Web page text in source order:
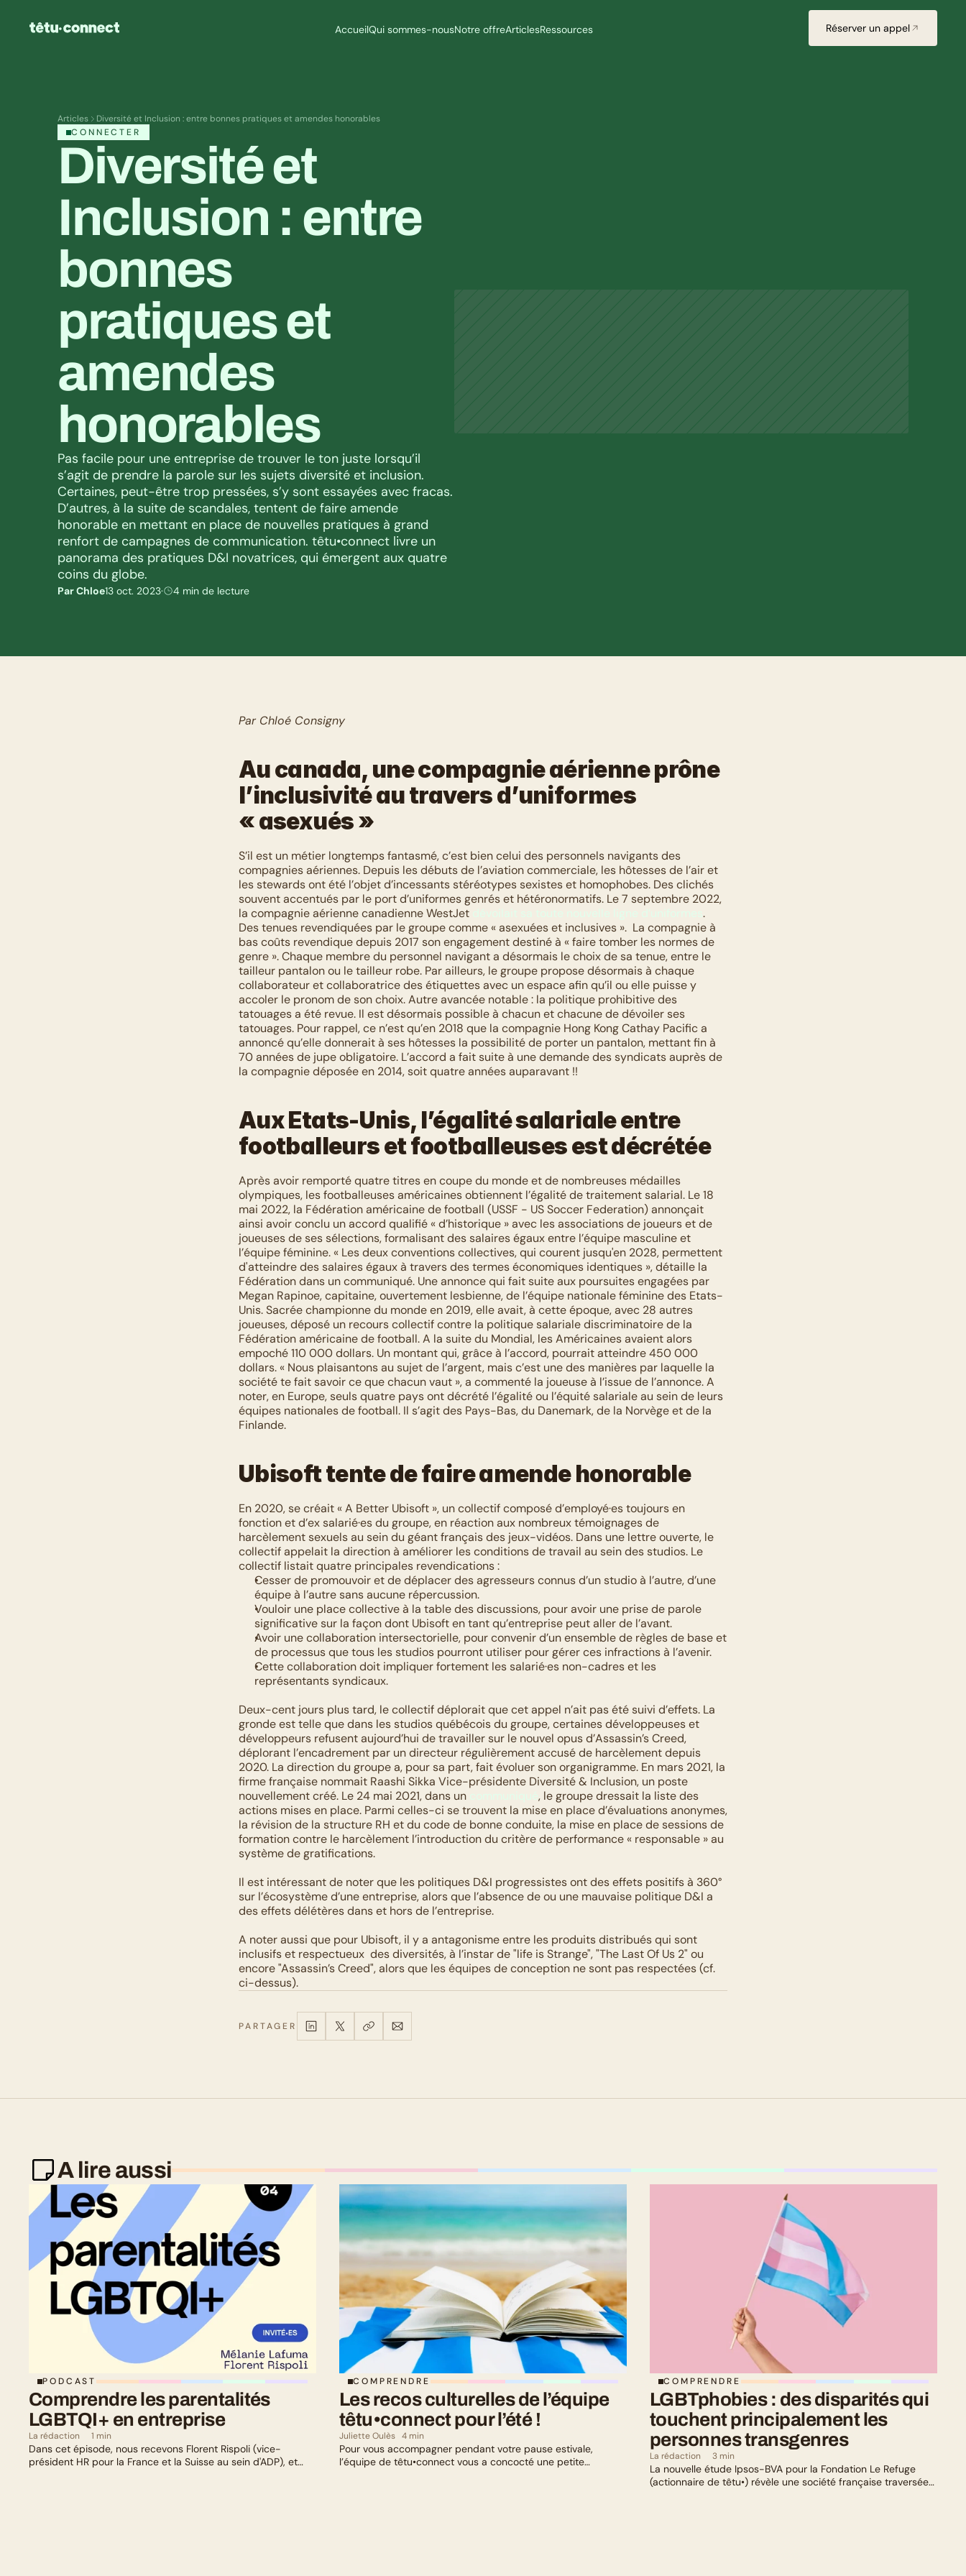
AccueilQui sommes-nousNotre offreArticlesRessources Réserver un appel
Articles
Diversité et Inclusion : entre bonnes pratiques et amendes honorables
CONNECTER
Diversité et
Inclusion : entre
bonnes
pratiques et
amendes
honorables
Pas facile pour une entreprise de trouver le ton juste lorsqu’il
s’agit de prendre la parole sur les sujets diversité et inclusion.
Certaines, peut-être trop pressées, s’y sont essayées avec fracas.
D’autres, à la suite de scandales, tentent de faire amende
honorable en mettant en place de nouvelles pratiques à grand
renfort de campagnes de communication. têtu•connect livre un
panorama des pratiques D&I novatrices, qui émergent aux quatre
coins du globe.
Par Chloe13 oct. 2023· 4 min de lecture
Par Chloé Consigny
Au canada, une compagnie aérienne prône
l’inclusivité au travers d’uniformes
« asexués »
S’il est un métier longtemps fantasmé, c’est bien celui des personnels navigants des
compagnies aériennes. Depuis les débuts de l’aviation commerciale, les hôtesses de l’air et
les stewards ont été l’objet d’incessants stéréotypes sexistes et homophobes. Des clichés
souvent accentués par le port d’uniformes genrés et hétéronormatifs. Le 7 septembre 2022,
la compagnie aérienne canadienne WestJet
.
Des tenues revendiquées par le groupe comme « asexuées et inclusives ».  La compagnie à
bas coûts revendique depuis 2017 son engagement destiné à « faire tomber les normes de
genre ». Chaque membre du personnel navigant a désormais le choix de sa tenue, entre le
tailleur pantalon ou le tailleur robe. Par ailleurs, le groupe propose désormais à chaque
collaborateur et collaboratrice des étiquettes avec un espace afin qu’il ou elle puisse y
accoler le pronom de son choix. Autre avancée notable : la politique prohibitive des
tatouages a été revue. Il est désormais possible à chacun et chacune de dévoiler ses
tatouages. Pour rappel, ce n’est qu’en 2018 que la compagnie Hong Kong Cathay Pacific a
annoncé qu’elle donnerait à ses hôtesses la possibilité de porter un pantalon, mettant fin à
70 années de jupe obligatoire. L’accord a fait suite à une demande des syndicats auprès de
la compagnie déposée en 2014, soit quatre années auparavant !!
Aux Etats-Unis, l’égalité salariale entre
footballeurs et footballeuses est décrétée
Après avoir remporté quatre titres en coupe du monde et de nombreuses médailles
olympiques, les footballeuses américaines obtiennent l’égalité de traitement salarial. Le 18
mai 2022, la Fédération américaine de football (USSF - US Soccer Federation) annonçait
ainsi avoir conclu un accord qualifié « d’historique » avec les associations de joueurs et de
joueuses de ses sélections, formalisant des salaires égaux entre l’équipe masculine et
l’équipe féminine. « Les deux conventions collectives, qui courent jusqu'en 2028, permettent
d'atteindre des salaires égaux à travers des termes économiques identiques », détaille la
Fédération dans un communiqué. Une annonce qui fait suite aux poursuites engagées par
Megan Rapinoe, capitaine, ouvertement lesbienne, de l’équipe nationale féminine des Etats-
Unis. Sacrée championne du monde en 2019, elle avait, à cette époque, avec 28 autres
joueuses, déposé un recours collectif contre la politique salariale discriminatoire de la
Fédération américaine de football. A la suite du Mondial, les Américaines avaient alors
empoché 110 000 dollars. Un montant qui, grâce à l’accord, pourrait atteindre 450 000
dollars. « Nous plaisantons au sujet de l’argent, mais c’est une des manières par laquelle la
société te fait savoir ce que chacun vaut », a commenté la joueuse à l’issue de l’annonce. A
noter, en Europe, seuls quatre pays ont décrété l’égalité ou l’équité salariale au sein de leurs
équipes nationales de football. Il s’agit des Pays-Bas, du Danemark, de la Norvège et de la
Finlande.
Ubisoft tente de faire amende honorable
En 2020, se créait « A Better Ubisoft », un collectif composé d’employé·es toujours en
fonction et d’ex salarié·es du groupe, en réaction aux nombreux témoignages de
harcèlement sexuels au sein du géant français des jeux-vidéos. Dans une lettre ouverte, le
collectif appelait la direction à améliorer les conditions de travail au sein des studios. Le
collectif listait quatre principales revendications :
Cesser de promouvoir et de déplacer des agresseurs connus d’un studio à l’autre, d’une
équipe à l’autre sans aucune répercussion.
Vouloir une place collective à la table des discussions, pour avoir une prise de parole
significative sur la façon dont Ubisoft en tant qu’entreprise peut aller de l’avant.
Avoir une collaboration intersectorielle, pour convenir d’un ensemble de règles de base et
de processus que tous les studios pourront utiliser pour gérer ces infractions à l’avenir.
Cette collaboration doit impliquer fortement les salarié·es non-cadres et les
représentants syndicaux.
Deux-cent jours plus tard, le collectif déplorait que cet appel n’ait pas été suivi d’effets. La
gronde est telle que dans les studios québécois du groupe, certaines développeuses et
développeurs refusent aujourd’hui de travailler sur le nouvel opus d’Assassin’s Creed,
déplorant l’encadrement par un directeur régulièrement accusé de harcèlement depuis
2020. La direction du groupe a, pour sa part, fait évoluer son organigramme. En mars 2021, la
firme française nommait Raashi Sikka Vice-présidente Diversité & Inclusion, un poste
nouvellement créé. Le 24 mai 2021, dans un
, le groupe dressait la liste des
actions mises en place. Parmi celles-ci se trouvent la mise en place d’évaluations anonymes,
la révision de la structure RH et du code de bonne conduite, la mise en place de sessions de
formation contre le harcèlement l’introduction du critère de performance « responsable » au
système de gratifications.
Il est intéressant de noter que les politiques D&I progressistes ont des effets positifs à 360°
sur l’écosystème d’une entreprise, alors que l’absence de ou une mauvaise politique D&I a
des effets délétères dans et hors de l’entreprise.
A noter aussi que pour Ubisoft, il y a antagonisme entre les produits distribués qui sont
inclusifs et respectueux  des diversités, à l’instar de "life is Strange", "The Last Of Us 2" ou
encore "Assassin’s Creed", alors que les équipes de conception ne sont pas respectées (cf.
ci-dessus).
PARTAGER
A lire aussi
PODCAST
Comprendre les parentalités
LGBTQI+ en entreprise
La rédaction 1 min
Dans cet épisode, nous recevons Florent Rispoli (vice-
président HR pour la France et la Suisse au sein d'ADP), et
COMPRENDRE
Les recos culturelles de l’équipe
têtu•connect pour l’été !
Juliette Oulès 4 min
Pour vous accompagner pendant votre pause estivale,
l’équipe de têtu•connect vous a concocté une petite
COMPRENDRE
LGBTphobies : des disparités qui
touchent principalement les
personnes transgenres
La rédaction 3 min
La nouvelle étude Ipsos-BVA pour la Fondation Le Refuge
(actionnaire de têtu•) révèle une société française traversée